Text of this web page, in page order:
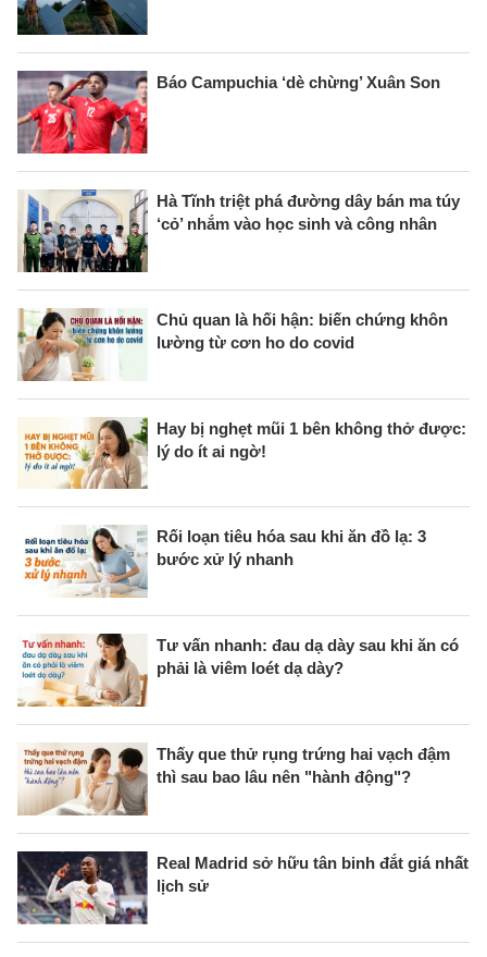
Báo Campuchia ‘dè chừng’ Xuân Son
Hà Tĩnh triệt phá đường dây bán ma túy
‘cỏ’ nhắm vào học sinh và công nhân
Chủ quan là hối hận: biến chứng khôn
lường từ cơn ho do covid
Hay bị nghẹt mũi 1 bên không thở được:
lý do ít ai ngờ!
Rối loạn tiêu hóa sau khi ăn đồ lạ: 3
bước xử lý nhanh
Tư vấn nhanh: đau dạ dày sau khi ăn có
phải là viêm loét dạ dày?
Thấy que thử rụng trứng hai vạch đậm
thì sau bao lâu nên "hành động"?
Real Madrid sở hữu tân binh đắt giá nhất
lịch sử